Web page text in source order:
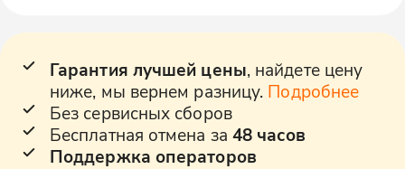
Гарантия лучшей цены, найдете цену
ниже, мы вернем разницу. Подробнее
Без сервисных сборов
Бесплатная отмена за 48 часов
Поддержка операторов